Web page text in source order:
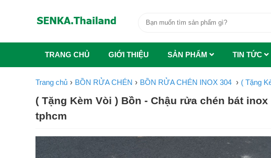
TRANG CHỦ GIỚI THIỆU SẢN PHẨM TIN TỨC
Trang chủ BỒN RỬA CHÉN BỒN RỬA CHÉN INOX 304 ( Tặng
( Tặng Kèm Vòi ) Bồn - Chậu rửa chén bát
tphcm